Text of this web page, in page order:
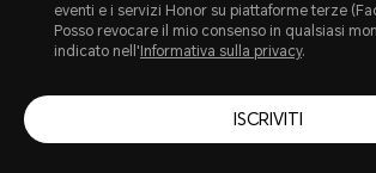
eventi e i servizi Honor su piattaforme terze
Posso revocare il mio consenso in qualsiasi
indicato nell' Informativa sulla privacy.
ISCRIVITI